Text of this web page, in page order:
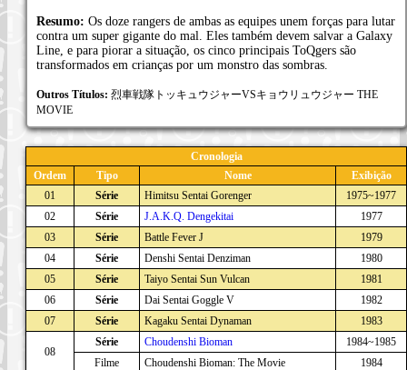
Resumo: Os doze rangers de ambas as equipes unem forças para lutar
contra um super gigante do mal. Eles também devem salvar a Galaxy
Line, e para piorar a situação, os cinco principais ToQgers são
transformados em crianças por um monstro das sombras.
Outros Títulos: 烈車戦隊トッキュウジャーVSキョウリュウジャー THE
MOVIE
Cronologia
Ordem
Tipo Nome
Exibição
01
Série Himitsu Sentai Gorenger
1975~1977
02
Série J.A.K.Q. Dengekitai
1977
03
Série Battle Fever J
1979
04
Série Denshi Sentai Denziman
1980
05
Série Taiyo Sentai Sun Vulcan
1981
06
Série Dai Sentai Goggle V
1982
07
Série Kagaku Sentai Dynaman 1983
08
Série Choudenshi Bioman
1984~1985
Filme
Choudenshi Bioman: The Movie
1984